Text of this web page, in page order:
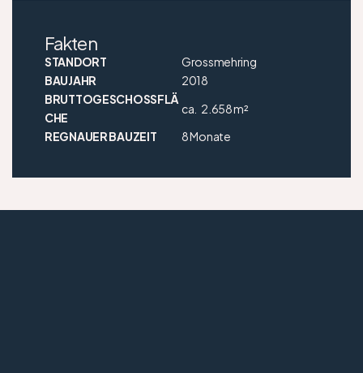
Fakten
STANDORT
Grossmehring
BAUJAHR
2018
BRUTTOGESCHOSSFLÄ
CHE
ca. 2.658 m²
REGNAUER BAUZEIT
8 Monate